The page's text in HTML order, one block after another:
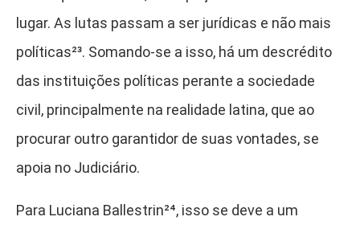
lugar. As lutas passam a ser jurídicas e não mais
políticas²³. Somando-se a isso, há um descrédito
das instituições políticas perante a sociedade
civil, principalmente na realidade latina, que ao
procurar outro garantidor de suas vontades, se
apoia no Judiciário.
Para Luciana Ballestrin²⁴, isso se deve a um